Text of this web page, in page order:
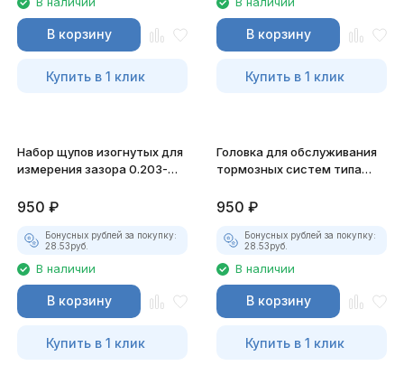
В корзину
Купить в 1 клик
В корзину
Купить в 1 клик
Набор щупов изогнутых для
измерения зазора 0.203-
4290
950 ₽
Бонусных рублей за покупку:
28.53руб.
В наличии
В корзину
Купить в 1 клик
Головка для обслуживания
тормозных систем типа
1/2"х19мм JTC-1366
950 ₽
Бонусных рублей за покупку:
28.53руб.
В наличии
В корзину
Купить в 1 клик